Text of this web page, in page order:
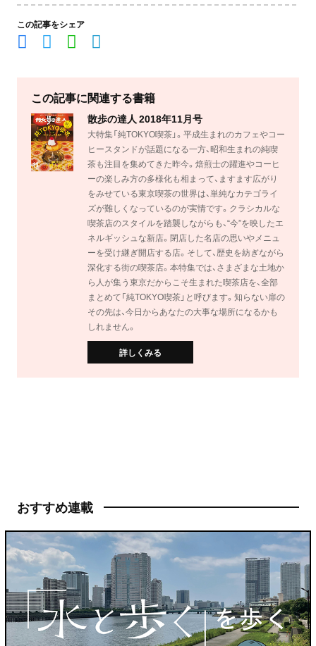
この記事をシェア
この記事に関連する書籍
散歩の達人 2018年11月号
大特集「純TOKYO喫茶」。平成生まれのカフェやコー
ヒースタンドが話題になる一方、昭和生まれの純喫
茶も注目を集めてきた昨今。焙煎士の躍進やコーヒ
ーの楽しみ方の多様化も相まって、ますます広がり
をみせている東京喫茶の世界は、単純なカテゴライ
ズが難しくなっているのが実情です。クラシカルな
喫茶店のスタイルを踏襲しながらも、“今”を映したエ
ネルギッシュな新店。閉店した名店の思いやメニュ
ーを受け継ぎ開店する店。そして、歴史を紡ぎながら
深化する街の喫茶店。本特集では、さまざまな土地か
ら人が集う東京だからこそ生まれた喫茶店を、全部
まとめて「純TOKYO喫茶」と呼びます。知らない扉の
その先は、今日からあなたの大事な場所になるかも
しれません。
詳しくみる
おすすめ連載